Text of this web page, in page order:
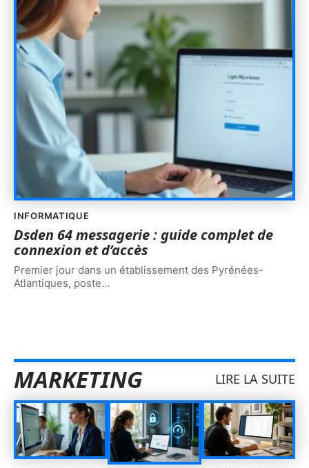
INFORMATIQUE
Dsden 64 messagerie : guide complet de
connexion et d’accès
Premier jour dans un établissement des Pyrénées-
Atlantiques, poste…
MARKETING LIRE LA SUITE